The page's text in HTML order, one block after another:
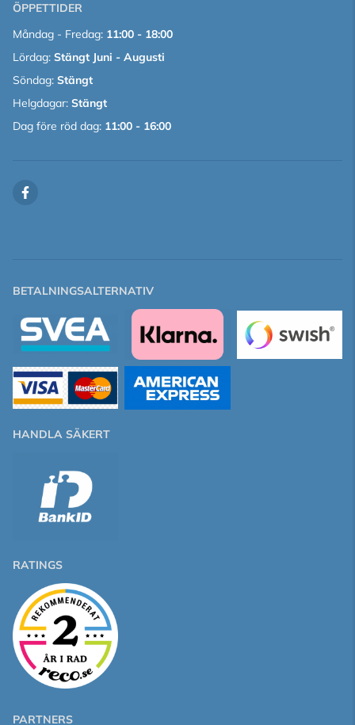
ÖPPETTIDER
Måndag - Fredag: 11:00 - 18:00
Lördag: Stängt Juni - Augusti
Söndag: Stängt
Helgdagar: Stängt
Dag före röd dag: 11:00 - 16:00
BETALNINGSALTERNATIV
HANDLA SÄKERT
RATINGS
PARTNERS